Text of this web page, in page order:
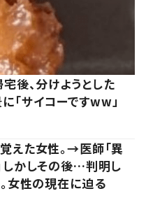
後、分けようとした
サイコーですww」
えた女性。→医師「異
しかしその後…判明し
女性の現在に迫る